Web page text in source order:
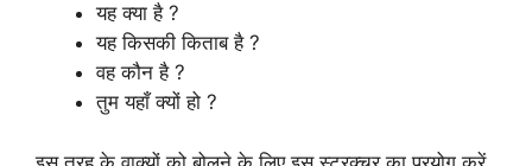
यह क्या है ?
यह किसकी किताब है ?
वह कौन है ?
तुम यहाँ क्यों हो ?